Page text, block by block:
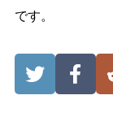
です。